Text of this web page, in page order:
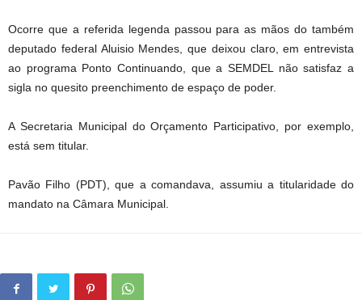
Ocorre que a referida legenda passou para as mãos do também
deputado federal Aluisio Mendes, que deixou claro, em entrevista
ao programa Ponto Continuando, que a SEMDEL não satisfaz a
sigla no quesito preenchimento de espaço de poder.
A Secretaria Municipal do Orçamento Participativo, por exemplo,
está sem titular.
Pavão Filho (PDT), que a comandava, assumiu a titularidade do
mandato na Câmara Municipal.